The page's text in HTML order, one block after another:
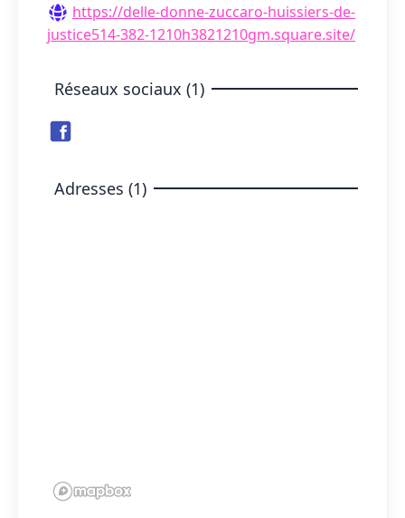
https://delle-donne-zuccaro-huissiers-de-
justice514-382-1210h3821210gm.square.site/
Réseaux sociaux (1)
Adresses (1)